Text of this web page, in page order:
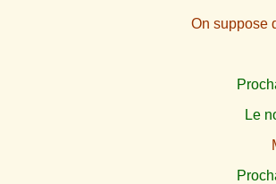
On suppose
Le